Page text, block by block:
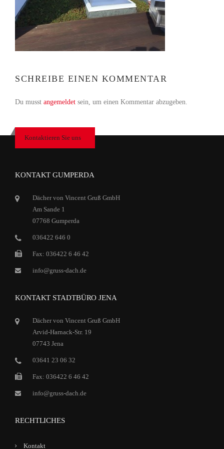
SCHREIBE EINEN KOMMENTAR
Du musst angemeldet sein, um einen Kommentar abzugeben.
Kontaktieren Sie uns
KONTAKT GUMPERDA
Dächer von Vincent Gruß GmbH
Am Sande 1
07768 Gumperda
036422 646 0
Fax: 036422 6 46 42
info@gruss-dach.de
KONTAKT STADTBÜRO JENA
Dächer von Vincent Gruß GmbH
Arvid-Harnack-Str. 19
07743 Jena
03641 23 06 32
Fax: 036422 6 46 42
info@gruss-dach.de
RECHTLICHES
Kontakt